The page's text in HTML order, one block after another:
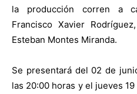
la producción corren a
Francisco Xavier
Esteban Montes Miranda.
Se presentará del 02 de
las 20:00 horas y el jueves